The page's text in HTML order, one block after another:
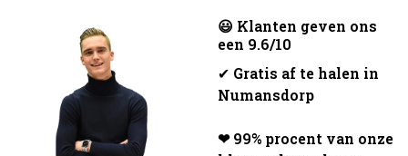
😃 Klanten geven ons
een 9.6/10
✔ Gratis af te halen in
Numansdorp
❤ 99% procent van onze